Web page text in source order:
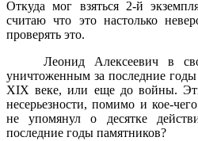
Откуда мог взяться 2-й
считаю что это настолько
проверять это.
Леонид Алексеевич в
уничтоженным за последние
XIX веке, или еще до войны.
несерьезности, помимо и кое-
не упомянул о десятке
последние годы памятников?